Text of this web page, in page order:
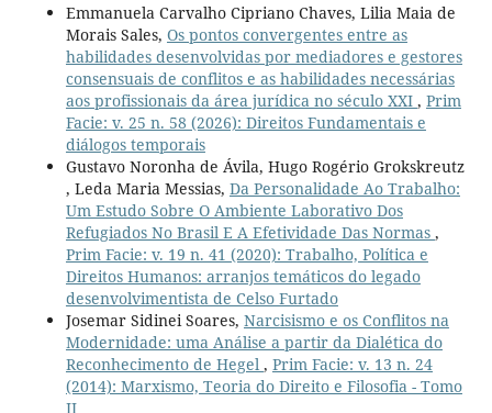
Emmanuela Carvalho Cipriano Chaves, Lilia Maia de
Morais Sales, Os pontos convergentes entre as
habilidades desenvolvidas por mediadores e gestores
consensuais de conflitos e as habilidades necessárias
aos profissionais da área jurídica no século XXI , Prim
Facie: v. 25 n. 58 (2026): Direitos Fundamentais e
diálogos temporais
Gustavo Noronha de Ávila, Hugo Rogério Grokskreutz
, Leda Maria Messias, Da Personalidade Ao Trabalho:
Um Estudo Sobre O Ambiente Laborativo Dos
Refugiados No Brasil E A Efetividade Das Normas ,
Prim Facie: v. 19 n. 41 (2020): Trabalho, Política e
Direitos Humanos: arranjos temáticos do legado
desenvolvimentista de Celso Furtado
Josemar Sidinei Soares, Narcisismo e os Conflitos na
Modernidade: uma Análise a partir da Dialética do
Reconhecimento de Hegel , Prim Facie: v. 13 n. 24
(2014): Marxismo, Teoria do Direito e Filosofia - Tomo
II